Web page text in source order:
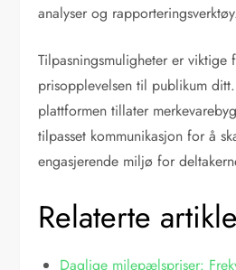
analyser og
Tilpasningsmuligheter er viktige
prisopplevelsen til publikum
plattformen tillater
tilpasset kommunikasjon for å
engasjerende miljø for
Relaterte
Daglige milepælspriser: